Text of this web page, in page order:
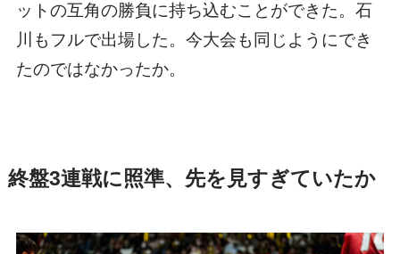
ットの互角の勝負に持ち込むことができた。石
川もフルで出場した。今大会も同じようにでき
たのではなかったか。
終盤3連戦に照準、先を見すぎていたか